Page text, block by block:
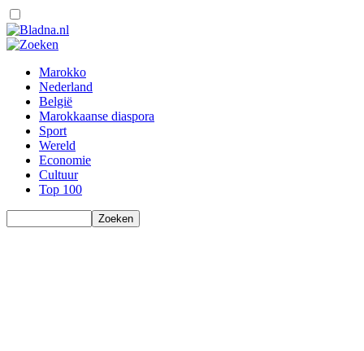
Marokko
Nederland
België
Marokkaanse diaspora
Sport
Wereld
Economie
Cultuur
Top 100